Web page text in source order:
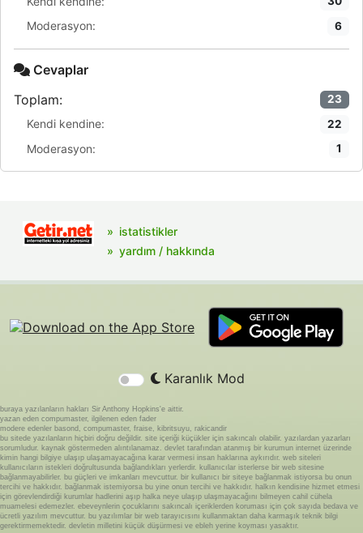
Moderasyon: 6
Cevaplar
Toplam:
23
Kendi kendine: 22
Moderasyon: 1
istatistikler
yardım / hakkında
Karanlık Mod
buraya yazılanların hakları Sir Anthony Hopkins'e aittir.
yazan eden compumaster, ilgilenen eden fader
modere edenler basond, compumaster, fraise, kibritsuyu, rakicandir
bu sitede yazılanların hiçbiri doğru değildir. site içeriği küçükler için sakıncalı olabilir. yazılardan yazarları
sorumludur. kaynak göstermeden alıntılanamaz. devlet tarafından atanmış bir kurumun internet üzerinde
kimin hangi bilgiye ulaşıp ulaşamayacağına karar vermesi insan haklarına aykırıdır. web siteleri
kullanıcıların istekleri doğrultusunda bağlandıkları yerlerdir. kullanıcılar isterlerse bir web sitesine
bağlanmayabilirler. bu güçleri ve imkanları mevcuttur. bir kullanıcı bir siteye bağlanmak istiyorsa bu onun
tercihi ve hakkıdır. bağlanmak istemiyorsa bu yine onun tercihi ve hakkıdır. halkın kendisine hizmet etmesi
için görevlendirdiği kurumlar hadlerini aşıp halka neye ulaşıp ulaşmayacağını bilmeyen cahil cühela
muamelesi edemezler. ebeveynlerin çocuklarını sakıncalı içeriklerden koruması için çok sayıda bedava ve
ücretli yazılım mevcuttur. bu yazılımlar bir web tarayıcısını kullanmaktan daha karmaşık teknik bilgi
gerektirmemektedir. devletin milletini küçük düşürmesi ve ebleh yerine koyması yasaktır.